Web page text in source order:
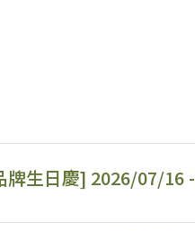
牌生日慶] 2026/07/16